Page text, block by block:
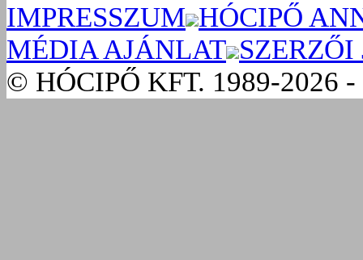
IMPRESSZUM HÓCIPŐ
MÉDIA AJÁNLAT SZERZŐI
© HÓCIPŐ KFT. 1989-2026